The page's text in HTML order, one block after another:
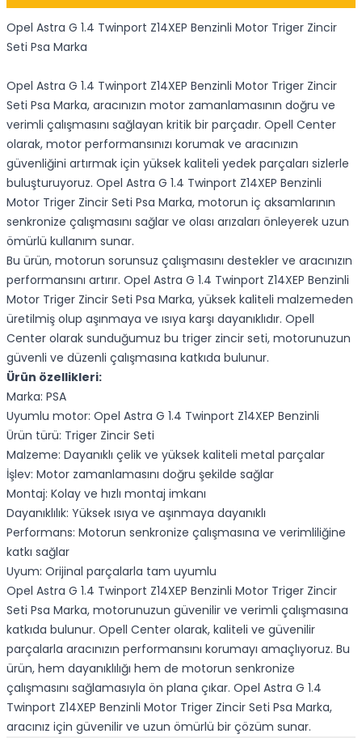
Opel Astra G 1.4 Twinport Z14XEP Benzinli Motor Triger Zincir
Seti Psa Marka
Opel Astra G 1.4 Twinport Z14XEP Benzinli Motor Triger Zincir
Seti Psa Marka, aracınızın motor zamanlamasının doğru ve
verimli çalışmasını sağlayan kritik bir parçadır. Opell Center
olarak, motor performansınızı korumak ve aracınızın
güvenliğini artırmak için yüksek kaliteli yedek parçaları sizlerle
buluşturuyoruz. Opel Astra G 1.4 Twinport Z14XEP Benzinli
Motor Triger Zincir Seti Psa Marka, motorun iç aksamlarının
senkronize çalışmasını sağlar ve olası arızaları önleyerek uzun
ömürlü kullanım sunar.
Bu ürün, motorun sorunsuz çalışmasını destekler ve aracınızın
performansını artırır. Opel Astra G 1.4 Twinport Z14XEP Benzinli
Motor Triger Zincir Seti Psa Marka, yüksek kaliteli malzemeden
üretilmiş olup aşınmaya ve ısıya karşı dayanıklıdır. Opell
Center olarak sunduğumuz bu triger zincir seti, motorunuzun
güvenli ve düzenli çalışmasına katkıda bulunur.
Ürün özellikleri:
Marka: PSA
Uyumlu motor: Opel Astra G 1.4 Twinport Z14XEP Benzinli
Ürün türü: Triger Zincir Seti
Malzeme: Dayanıklı çelik ve yüksek kaliteli metal parçalar
İşlev: Motor zamanlamasını doğru şekilde sağlar
Montaj: Kolay ve hızlı montaj imkanı
Dayanıklılık: Yüksek ısıya ve aşınmaya dayanıklı
Performans: Motorun senkronize çalışmasına ve verimliliğine
katkı sağlar
Uyum: Orijinal parçalarla tam uyumlu
Opel Astra G 1.4 Twinport Z14XEP Benzinli Motor Triger Zincir
Seti Psa Marka, motorunuzun güvenilir ve verimli çalışmasına
katkıda bulunur. Opell Center olarak, kaliteli ve güvenilir
parçalarla aracınızın performansını korumayı amaçlıyoruz. Bu
ürün, hem dayanıklılığı hem de motorun senkronize
çalışmasını sağlamasıyla ön plana çıkar. Opel Astra G 1.4
Twinport Z14XEP Benzinli Motor Triger Zincir Seti Psa Marka,
aracınız için güvenilir ve uzun ömürlü bir çözüm sunar.